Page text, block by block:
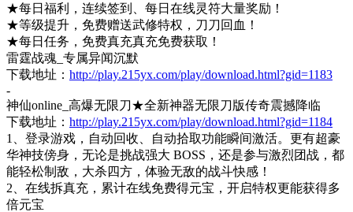
★每日福利，连续签到、每日在线灵符大量奖励！
★等级提升，免费赠送武修特权，刀刀回血！
★每日任务，免费真充真充免费获取！
雷霆战魂 _专属异闻沉默
下载地址： http://play.215yx.com/play/download.html?gid=1183
-
神仙online_高爆无限刀★全新神器无限刀版传奇震撼降临
下载地址： http://play.215yx.com/play/download.html?gid=1184
1、登录游戏，自动回收、自动拾取功能瞬间激活。更有超豪
华神技傍身，无论是挑战强大 BOSS，还是参与激烈团战，都
能轻松制敌，大杀四方，体验无敌的战斗快感！​
2、在线拆真充，累计在线免费得元宝，开启特权更能获得多
倍元宝